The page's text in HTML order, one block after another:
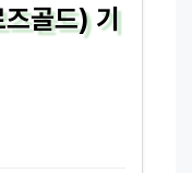
골드) 기